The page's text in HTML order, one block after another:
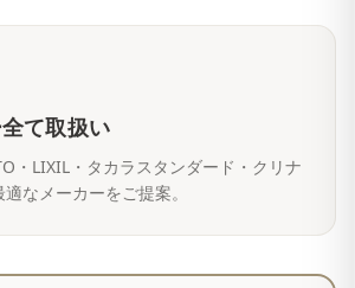
て取扱い
・LIXIL・タカラスタンダード・クリナ
なメーカーをご提案。